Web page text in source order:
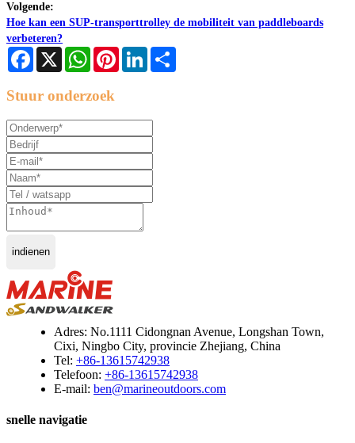
Volgende:
Hoe kan een SUP-transporttrolley de mobiliteit van paddleboards
verbeteren?
Facebook
X WhatsAppPinterestLinkedIn
Stuur onderzoek
indienen
Adres: No.1111 Cidongnan Avenue, Longshan Town,
Cixi, Ningbo City, provincie Zhejiang, China
Tel: +86-13615742938
Telefoon: +86-13615742938
E-mail: ben@marineoutdoors.com
snelle navigatie